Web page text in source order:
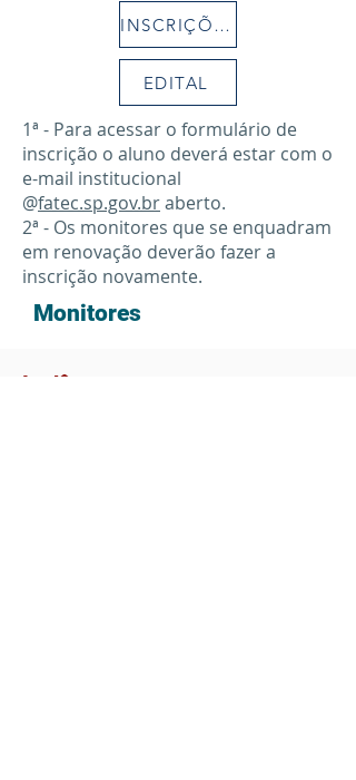
INSCRIÇÕES
EDITAL
1ª - Para acessar o formulário de
inscrição o aluno deverá estar com o
e-mail institucional
@fatec.sp.gov.braberto.
2ª - Os monitores que se enquadram
em renovação deverão fazer a
inscrição novamente.
Monitores
Inglês